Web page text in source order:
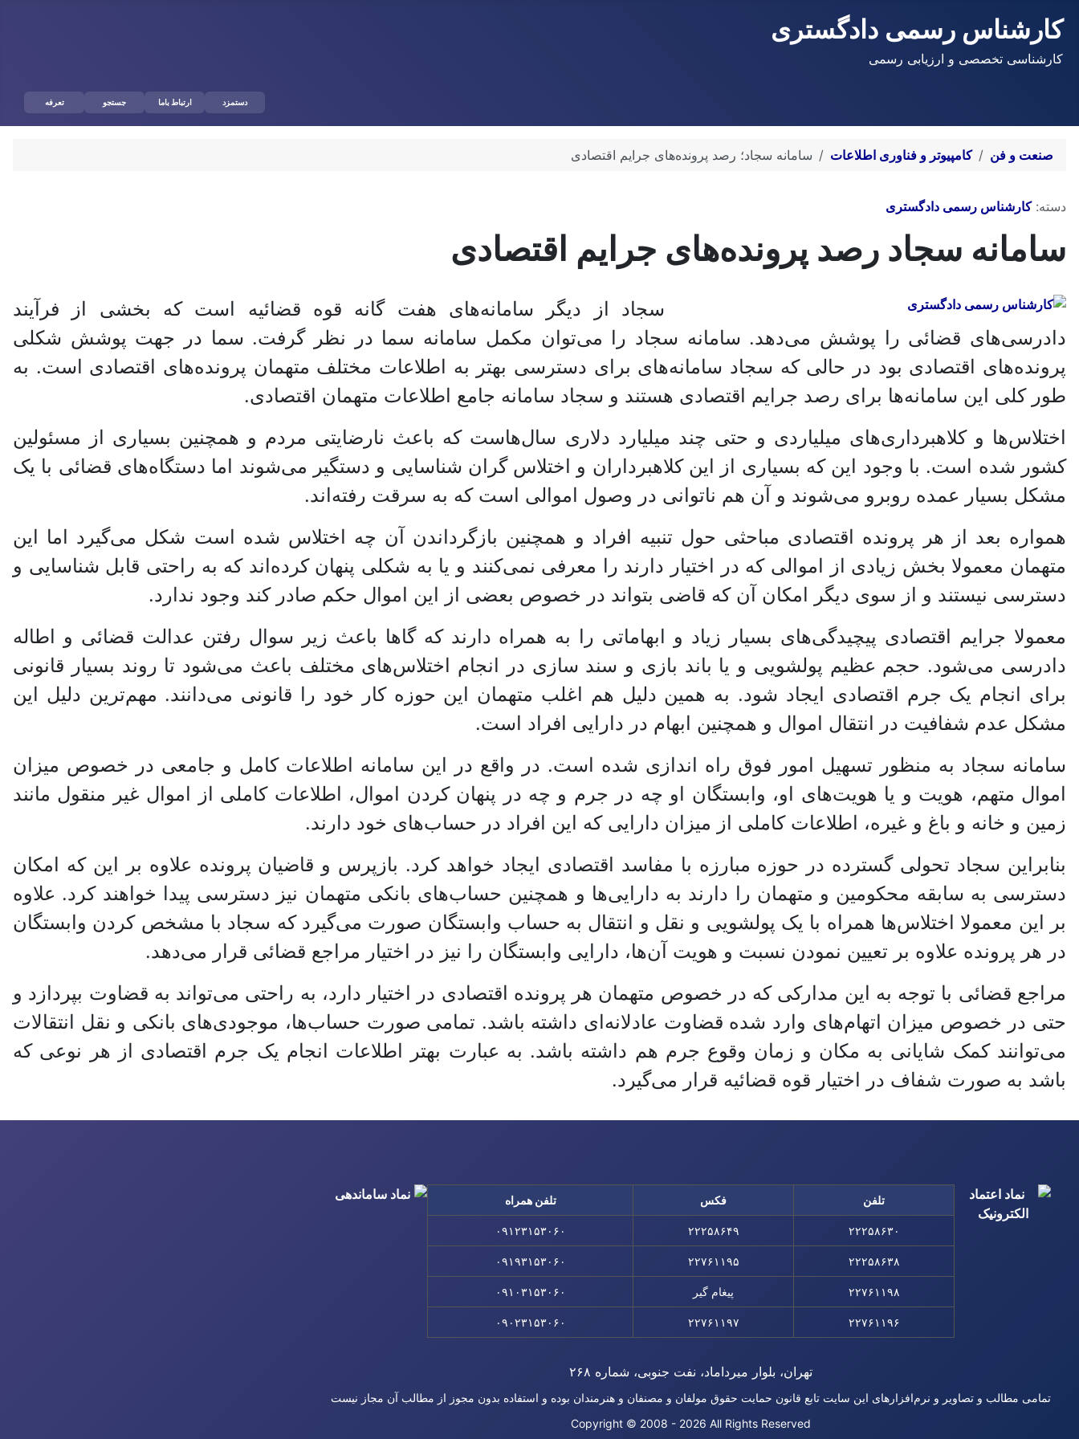
کارشناس رسمی دادگستری
کارشناسی تخصصی و ارزیابی رسمی
دستمزد ارتباط باما جستجو تعرفه
صنعت و فن کامپیوتر و فناوری اطلاعات سامانه سجاد؛ رصد پرونده‌های جرایم اقتصادی
توضیحات
دسته:کارشناس رسمی دادگستری
سامانه سجاد رصد پرونده‌های جرایم اقتصادی
سجاد از دیگر سامانه‌های هفت گانه قوه قضائیه است که بخشی از فرآیند
دادرسی‌های قضائی را پوشش می‌دهد. سامانه سجاد را می‌توان مکمل سامانه سما در نظر گرفت. سما در جهت پوشش شکلی
پرونده‌های اقتصادی بود در حالی که سجاد سامانه‌های برای دسترسی بهتر به اطلاعات مختلف متهمان پرونده‌های اقتصادی است. به
طور کلی این سامانه‌ها برای رصد جرایم اقتصادی هستند و سجاد سامانه جامع اطلاعات متهمان اقتصادی.
اختلاس‌ها و کلاهبرداری‌های میلیاردی و حتی چند میلیارد دلاری سال‌هاست که باعث نارضایتی مردم و همچنین بسیاری از مسئولین
کشور شده است. با وجود این که بسیاری از این کلاهبرداران و اختلاس گران شناسایی و دستگیر می‌شوند اما دستگاه‌های قضائی با یک
مشکل بسیار عمده روبرو می‌شوند و آن هم ناتوانی در وصول اموالی است که به سرقت رفته‌اند.
همواره بعد از هر پرونده اقتصادی مباحثی حول تنبیه افراد و همچنین بازگرداندن آن چه اختلاس شده است شکل می‌گیرد اما این
متهمان معمولا بخش زیادی از اموالی که در اختیار دارند را معرفی نمی‌کنند و یا به شکلی پنهان کرده‌اند که به راحتی قابل شناسایی و
دسترسی نیستند و از سوی دیگر امکان آن که قاضی بتواند در خصوص بعضی از این اموال حکم صادر کند وجود ندارد.
معمولا جرایم اقتصادی پیچیدگی‌های بسیار زیاد و ابهاماتی را به همراه دارند که گاها باعث زیر سوال رفتن عدالت قضائی و اطاله
دادرسی می‌شود. حجم عظیم پولشویی و یا باند بازی و سند سازی در انجام اختلاس‌های مختلف باعث‌ می‌شود تا روند بسیار قانونی
برای انجام یک جرم اقتصادی ایجاد شود. به همین دلیل هم اغلب متهمان این حوزه کار خود را قانونی می‌دانند. مهم‌ترین دلیل این
مشکل عدم شفافیت در انتقال اموال و همچنین ابهام در دارایی افراد است.
سامانه سجاد به منظور تسهیل امور فوق راه اندازی شده است. در واقع در این سامانه اطلاعات کامل و جامعی در خصوص میزان
اموال متهم، هویت و یا هویت‌های او، وابستگان او چه در جرم و چه در پنهان کردن اموال، اطلاعات کاملی از اموال غیر منقول مانند
زمین و خانه و باغ و غیره، اطلاعات کاملی از میزان دارایی که این افراد در حساب‌های خود دارند.
بنابراین سجاد تحولی گسترده در حوزه مبارزه با مفاسد اقتصادی ایجاد خواهد کرد. بازپرس و قاضیان پرونده‌ علاوه بر این که امکان
دسترسی به سابقه محکومین و متهمان را دارند به دارایی‌ها و همچنین حساب‌های بانکی متهمان نیز دسترسی پیدا خواهند کرد. علاوه
بر این معمولا اختلاس‌ها همراه با یک پولشویی و نقل و انتقال به حساب وابستگان صورت می‌گیرد که سجاد با مشخص کردن وابستگان
در هر پرونده علاوه بر تعیین نمودن نسبت و هویت آن‌ها، دارایی‌ وابستگان را نیز در اختیار مراجع قضائی قرار می‌دهد.
مراجع قضائی با توجه به این مدارکی که در خصوص متهمان هر پرونده اقتصادی در اختیار دارد، به راحتی می‌تواند به قضاوت بپردازد و
حتی در خصوص میزان اتهام‌های وارد شده قضاوت عادلانه‌ای داشته باشد. تمامی صورت حساب‌ها، موجودی‌های بانکی و نقل انتقالات
می‌توانند کمک شایانی به مکان و زمان وقوع جرم هم داشته باشد. به عبارت بهتر اطلاعات انجام یک جرم اقتصادی از هر نوعی که
باشد به صورت شفاف در اختیار قوه قضائیه قرار می‌گیرد.
تلفن فکس تلفن همراه
۲۲۲۵۸۶۳۰ ۲۲۲۵۸۶۴۹ ۰۹۱۲۳۱۵۳۰۶۰
۲۲۲۵۸۶۳۸ ۲۲۷۶۱۱۹۵ ۰۹۱۹۳۱۵۳۰۶۰
۲۲۷۶۱۱۹۸ پیغام گیر ۰۹۱۰۳۱۵۳۰۶۰
۲۲۷۶۱۱۹۶ ۲۲۷۶۱۱۹۷ ۰۹۰۲۳۱۵۳۰۶۰
تهران، بلوار میرداماد، نفت جنوبی، شماره ۲۶۸
تمامی مطالب و تصاویر و نرم‌افزارهای این سایت تابع قانون حمایت حقوق مولفان و مصنفان و هنرمندان بوده و استفاده بدون مجوز از مطالب آن مجاز نیست
Copyright © 2008 - 2026 All Rights Reserved